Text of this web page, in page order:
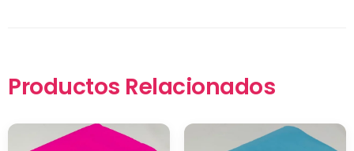
Productos Relacionados